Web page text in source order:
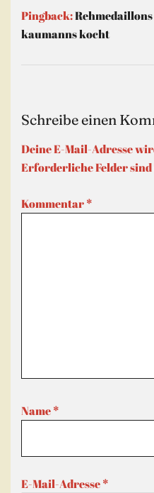
Pingback:
kaumanns kocht
Schreibe einen
Deine E-Mail-Adresse
Erforderliche Felder
Kommentar*
Name*
E-Mail-Adresse*